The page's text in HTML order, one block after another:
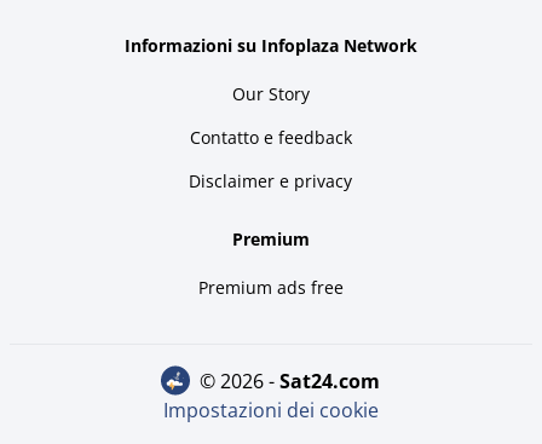
Informazioni su Infoplaza Network
Our Story
Contatto e feedback
Disclaimer e privacy
Premium
Premium ads free
© 2026 - sat24.com
Impostazioni dei cookie